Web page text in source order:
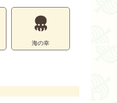
海の幸